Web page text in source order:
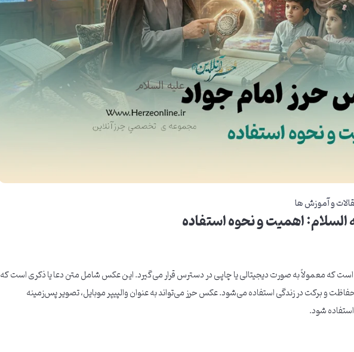
و آموزش ها
اهمیت و نحوه استفاده
که معمولاً به صورت دیجیتالی یا چاپی در دسترس قرار می‌گیرد. این عکس شامل متن دعا یا ذکری است که
و برکت در زندگی استفاده می‌شود. عکس حرز می‌تواند به عنوان والپیپر موبایل، تصویر پس‌زمینه
شود.